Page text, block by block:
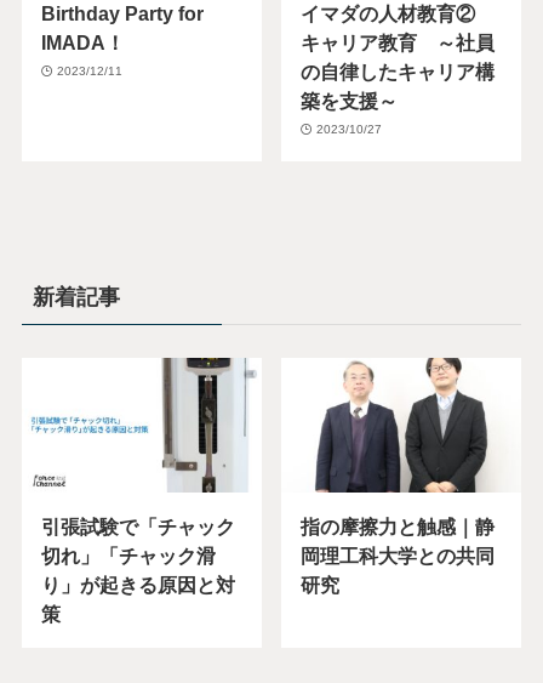
Birthday Party for
IMADA！
2023/12/11
イマダの人材教育②
キャリア教育 ～社員
の自律したキャリア構
築を支援～
2023/10/27
新着記事
引張試験で「チャック
切れ」「チャック滑
り」が起きる原因と対
策
指の摩擦力と触感｜静
岡理工科大学との共同
研究